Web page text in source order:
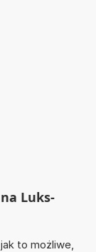
Luks-
to możliwe,